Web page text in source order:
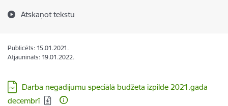
Atskaņot tekstu
Publicēts: 15.01.2021.
Atjaunināts: 19.01.2022.
Lejupielādēt:
Darba negadījumu speciālā budžeta izpilde 2021.gada
decembrī